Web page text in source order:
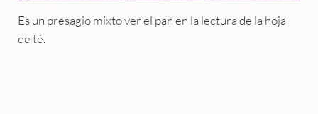
Es un presagio mixto ver el pan en la lectura de la hoja
de té.